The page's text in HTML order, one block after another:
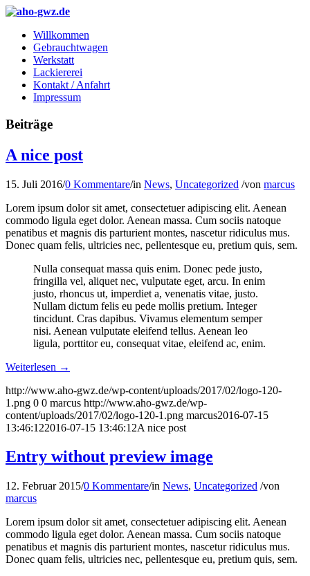
Willkommen
Gebrauchtwagen
Werkstatt
Lackiererei
Kontakt / Anfahrt
Impressum
Beiträge
A nice post
15. Juli 2016/0 Kommentare/in News, Uncategorized /von marcus
Lorem ipsum dolor sit amet, consectetuer adipiscing elit. Aenean
commodo ligula eget dolor. Aenean massa. Cum sociis natoque
penatibus et magnis dis parturient montes, nascetur ridiculus mus.
Donec quam felis, ultricies nec, pellentesque eu, pretium quis, sem.
Nulla consequat massa quis enim. Donec pede justo,
fringilla vel, aliquet nec, vulputate eget, arcu. In enim
justo, rhoncus ut, imperdiet a, venenatis vitae, justo.
Nullam dictum felis eu pede mollis pretium. Integer
tincidunt. Cras dapibus. Vivamus elementum semper
nisi. Aenean vulputate eleifend tellus. Aenean leo
ligula, porttitor eu, consequat vitae, eleifend ac, enim.
Weiterlesen →
http://www.aho-gwz.de/wp-content/uploads/2017/02/logo-120-
1.png 0 0 marcus http://www.aho-gwz.de/wp-
content/uploads/2017/02/logo-120-1.png marcus2016-07-15
13:46:122016-07-15 13:46:12A nice post
Entry without preview image
12. Februar 2015/0 Kommentare/in News, Uncategorized /von
marcus
Lorem ipsum dolor sit amet, consectetuer adipiscing elit. Aenean
commodo ligula eget dolor. Aenean massa. Cum sociis natoque
penatibus et magnis dis parturient montes, nascetur ridiculus mus.
Donec quam felis, ultricies nec, pellentesque eu, pretium quis, sem.